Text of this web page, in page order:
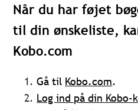
Når du har føjet
til din ønskeliste,
Kobo.com
Gå til Kobo.com.
Log ind på din Kobo-